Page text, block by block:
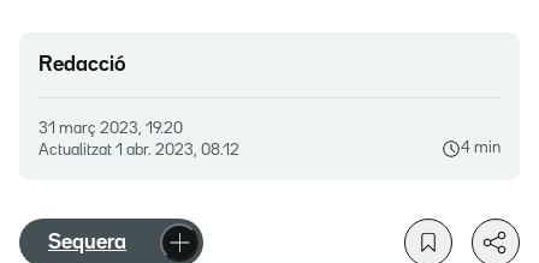
Redacció
31 març 2023, 19.20
Actualitzat 1 abr. 2023, 08.12 4 min
Sequera